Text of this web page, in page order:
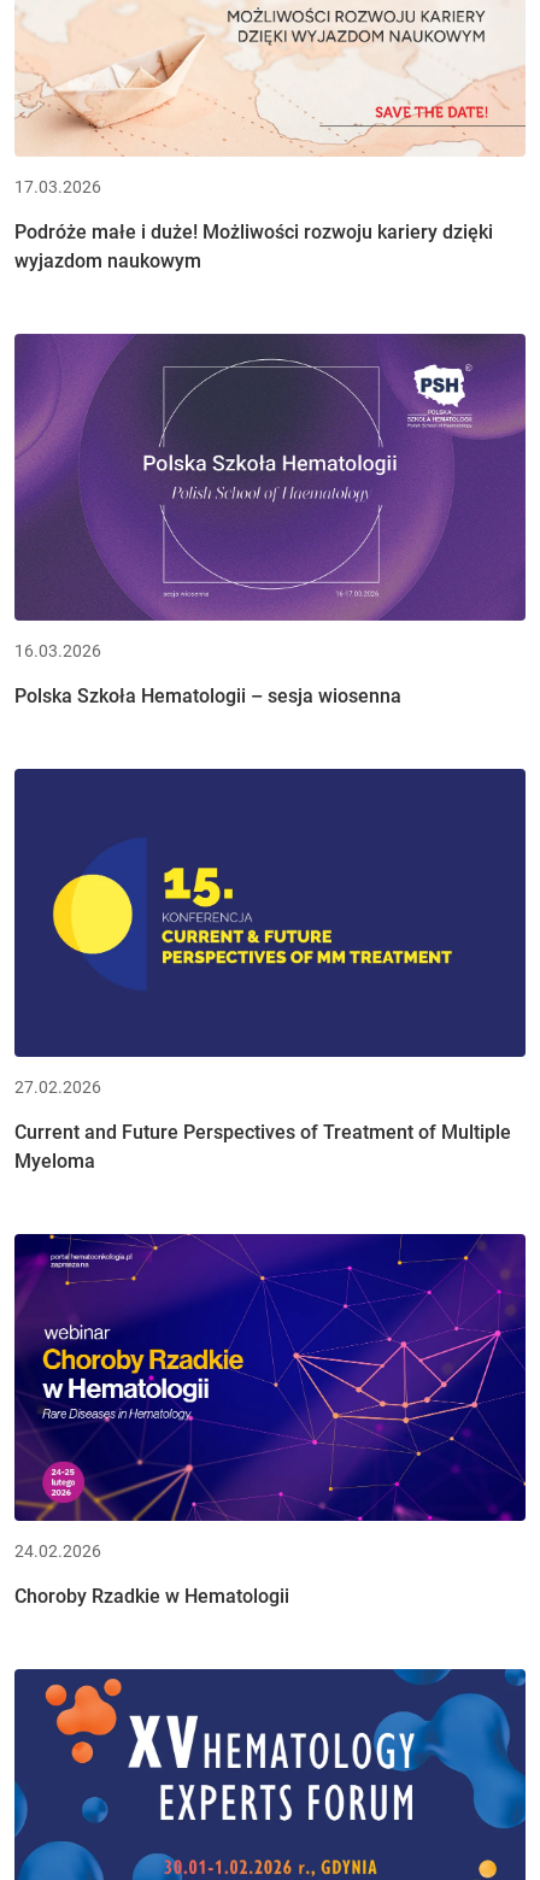
17.03.2026
Podróże małe i duże! Możliwości rozwoju kariery dzięki
wyjazdom naukowym
16.03.2026
Polska Szkoła Hematologii – sesja wiosenna
27.02.2026
Current and Future Perspectives of Treatment of Multiple
Myeloma
24.02.2026
Choroby Rzadkie w Hematologii